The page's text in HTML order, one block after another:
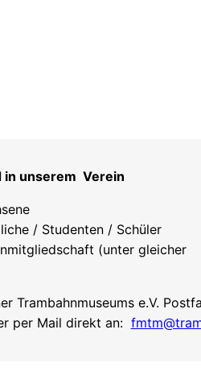
in unserem Verein
/ Studenten / Schüler
(unter gleicher
Trambahnmuseums e.V.
per Mail direkt an: